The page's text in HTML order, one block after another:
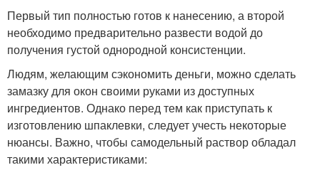
Первый тип полностью готов к нанесению, а второй
необходимо предварительно развести водой до
получения густой однородной консистенции.
Людям, желающим сэкономить деньги, можно сделать
замазку для окон своими руками из доступных
ингредиентов. Однако перед тем как приступать к
изготовлению шпаклевки, следует учесть некоторые
нюансы. Важно, чтобы самодельный раствор обладал
такими характеристиками: